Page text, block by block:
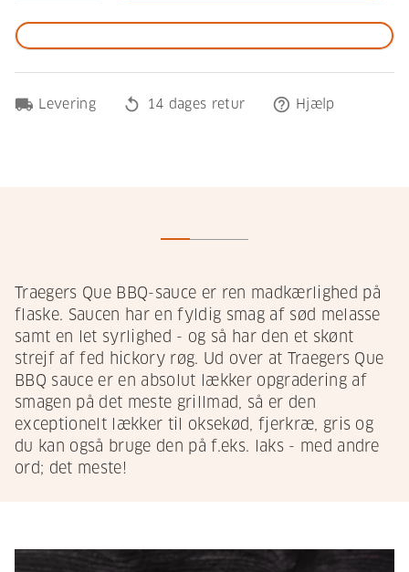
local_shipping Levering replay 14 dages retur help_outline Hjælp
Traegers Que BBQ-sauce er ren madkærlighed på
flaske. Saucen har en fyldig smag af sød melasse
samt en let syrlighed - og så har den et skønt
strejf af fed hickory røg. Ud over at Traegers Que
BBQ sauce er en absolut lækker opgradering af
smagen på det meste grillmad, så er den
exceptionelt lækker til oksekød, fjerkræ, gris og
du kan også bruge den på f.eks. laks - med andre
ord; det meste!